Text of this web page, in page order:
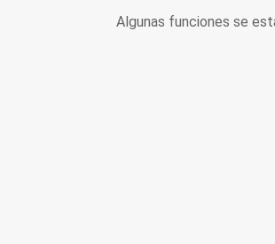
Algunas funciones se